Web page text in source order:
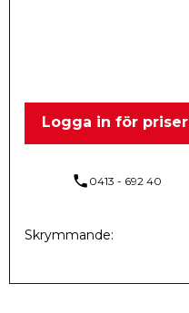
Logga in för priser
phone 0413 - 692 40
Skrymmande